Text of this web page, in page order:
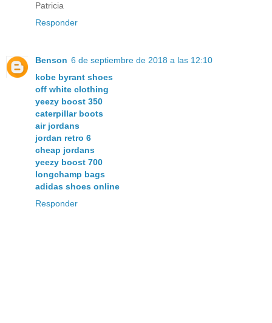
Patricia
Responder
Benson 6 de septiembre de 2018 a las 12:10
kobe byrant shoes
off white clothing
yeezy boost 350
caterpillar boots
air jordans
jordan retro 6
cheap jordans
yeezy boost 700
longchamp bags
adidas shoes online
Responder